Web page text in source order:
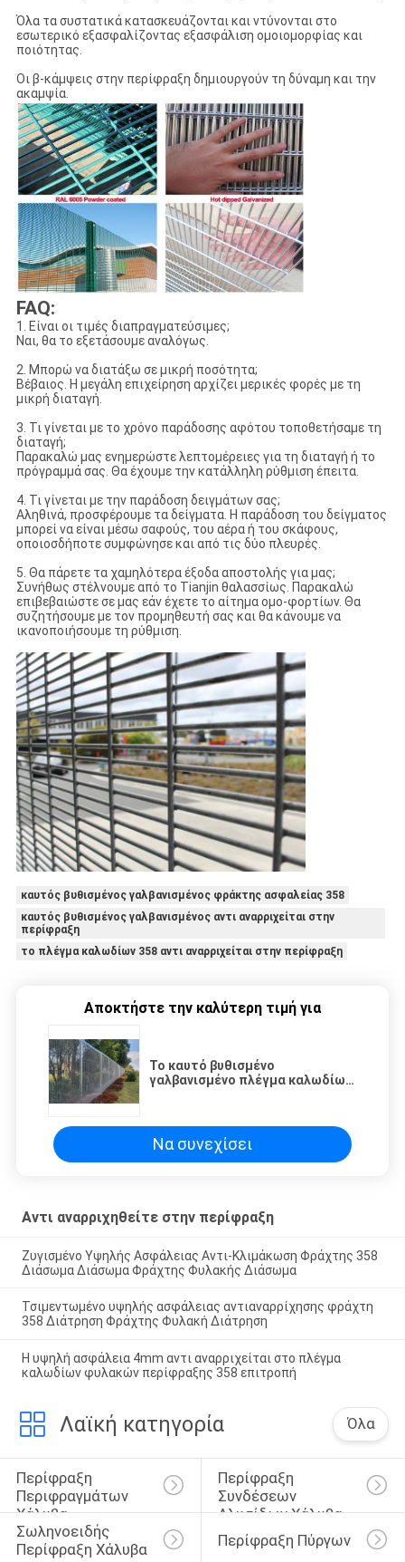
Όλα τα συστατικά κατασκευάζονται και ντύνονται στο
εσωτερικό εξασφαλίζοντας εξασφάλιση ομοιομορφίας και
ποιότητας.
Οι β-κάμψεις στην περίφραξη δημιουργούν τη δύναμη και την
ακαμψία.
FAQ:
1. Είναι οι τιμές διαπραγματεύσιμες;
Ναι, θα το εξετάσουμε αναλόγως.
2. Μπορώ να διατάξω σε μικρή ποσότητα;
Βέβαιος. Η μεγάλη επιχείρηση αρχίζει μερικές φορές με τη
μικρή διαταγή.
3. Τι γίνεται με το χρόνο παράδοσης αφότου τοποθετήσαμε τη
διαταγή;
Παρακαλώ μας ενημερώστε λεπτομέρειες για τη διαταγή ή το
πρόγραμμά σας. Θα έχουμε την κατάλληλη ρύθμιση έπειτα.
4. Τι γίνεται με την παράδοση δειγμάτων σας;
Αληθινά, προσφέρουμε τα δείγματα. Η παράδοση του δείγματος
μπορεί να είναι μέσω σαφούς, του αέρα ή του σκάφους,
οποιοσδήποτε συμφώνησε και από τις δύο πλευρές.
5. Θα πάρετε τα χαμηλότερα έξοδα αποστολής για μας;
Συνήθως στέλνουμε από το Tianjin θαλασσίως. Παρακαλώ
επιβεβαιώστε σε μας εάν έχετε το αίτημα ομο-φορτίων. Θα
συζητήσουμε με τον προμηθευτή σας και θα κάνουμε να
ικανοποιήσουμε τη ρύθμιση.
καυτός βυθισμένος γαλβανισμένος φράκτης ασφαλείας 358
καυτός βυθισμένος γαλβανισμένος αντι αναρριχείται στην
περίφραξη
το πλέγμα καλωδίων 358 αντι αναρριχείται στην περίφραξη
Αποκτήστε την καλύτερη τιμή για
Το καυτό βυθισμένο
γαλβανισμένο πλέγμα καλωδίων
αποθηκών εμπορευμάτων
Να συνεχίσει
Αντι αναρριχηθείτε στην περίφραξη
Ζυγισμένο Υψηλής Ασφάλειας Αντι-Κλιμάκωση Φράχτης 358
Διάσωμα Διάσωμα Φράχτης Φυλακής Διάσωμα
Τσιμεντωμένο υψηλής ασφάλειας αντιαναρρίχησης φράχτη
358 Διάτρηση Φράχτης Φυλακή Διάτρηση
Η υψηλή ασφάλεια 4mm αντι αναρριχείται στο πλέγμα
καλωδίων φυλακών περίφραξης 358 επιτροπή
Λαϊκή κατηγορία Όλα
Περίφραξη
Περιφραγμάτων
Χάλυβα
Περίφραξη
Συνδέσεων
Αλυσίδων Χάλυβα
Σωληνοειδής
Περίφραξη Χάλυβα
Περίφραξη Πύργων